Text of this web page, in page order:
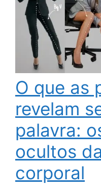
O que as
revelam
palavra:
ocultos
corporal